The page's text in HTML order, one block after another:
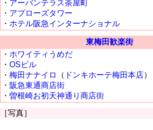
・ アーバンテラス茶屋町
・ アプローズタワー
・ ホテル阪急インターナショナル
東梅田歓楽街
・ ホワイティうめだ
・ OSビル
・ 梅田ナナイロ （ ドンキホーテ梅田本店）
・ 阪急東通商店街
・ 曽根崎お初天神通り商店街
［写真］